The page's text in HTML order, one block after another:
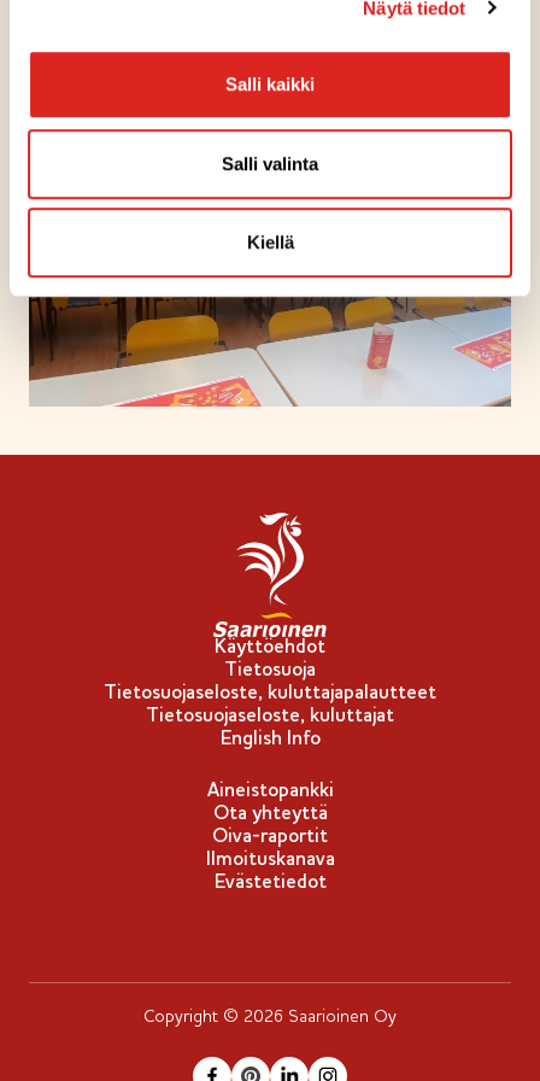
Näytä tiedot
Salli kaikki
Salli valinta
Kiellä
merkitsemään materiaaleihin oman lempiruokansa.
lempiruokalistalla. Rongon mukaan Broilerpyörykkä on
Ruokalistalle päätyvät pyörykät Rongon tiimi valitsee
maistelun ja hinnan perusteella.
Käyttöehdot
Tietosuoja
Tietosuojaseloste, kuluttajapalautteet
Tietosuojaseloste, kuluttajat
English Info
Aineistopankki
Ota yhteyttä
Oiva-raportit
Ilmoituskanava
Evästetiedot
Copyright © 2026 Saarioinen Oy